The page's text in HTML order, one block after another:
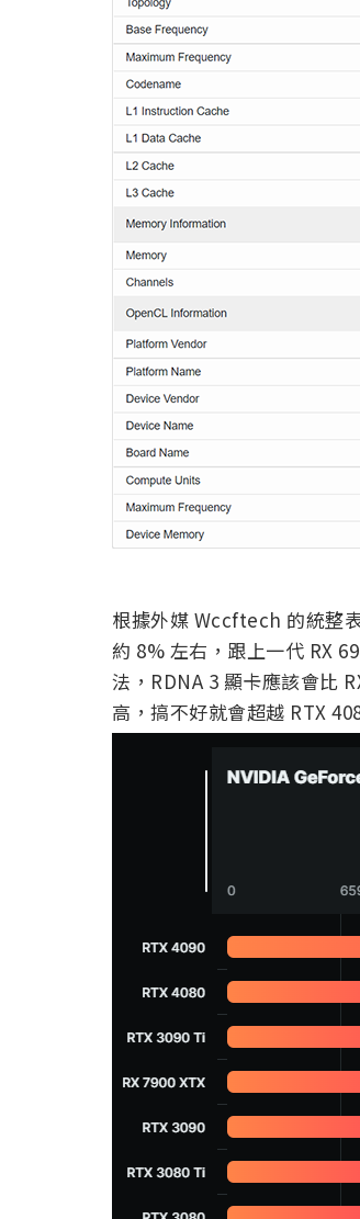
根據外媒 Wccftech 的統整
約 8% 左右，跟上一代 RX
法，RDNA 3 顯卡應該會比
高，搞不好就會超越 RTX